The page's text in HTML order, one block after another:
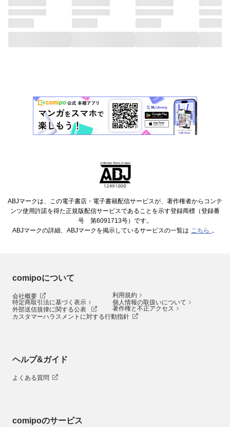
ABJマークは、この電子書店・電子書籍配信サービスが、著作権者からコンテ
ンツ使用許諾を得た正規版配信サービスであることを示す登録商標（登録番
号 第6091713号）です。
ABJマークの詳細、ABJマークを掲示しているサービスの一覧は こちら 。
comipoについて
会社概要
利用規約
特定商取引法に基づく表示
個人情報の取扱いについて
外部送信規律に関する公表
著作権と不正アクセス
カスタマーハラスメントに対する行動指針
ヘルプ&ガイド
よくある質問
comipoのサービス